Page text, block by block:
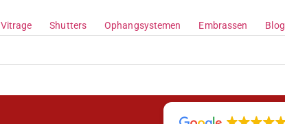
Vitrage Shutters Ophangsystemen Embrassen Blog